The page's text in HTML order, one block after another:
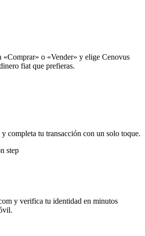
«Comprar» o «Vender» y elige Cenovus
fiat que prefieras.
completa tu transacción con un solo toque.
y verifica tu identidad en minutos